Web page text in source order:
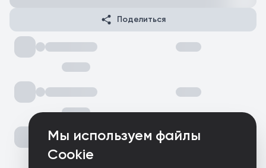
Мы используем файлы
Cookie
Поделиться